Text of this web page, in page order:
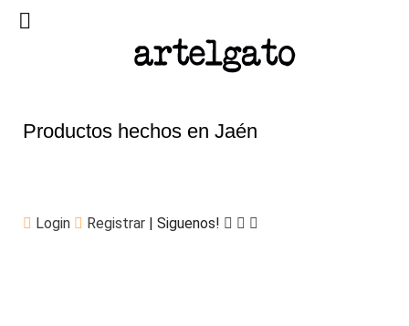
Productos hechos en Jaén
Login Registrar | Siguenos!